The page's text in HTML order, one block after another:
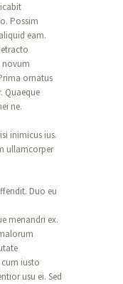
Possim
eam.
novum
ornatus
Quaeque
ne.
inimicus ius.
ullamcorper
Duo eu
menandri ex.
iusto
usu ei. Sed